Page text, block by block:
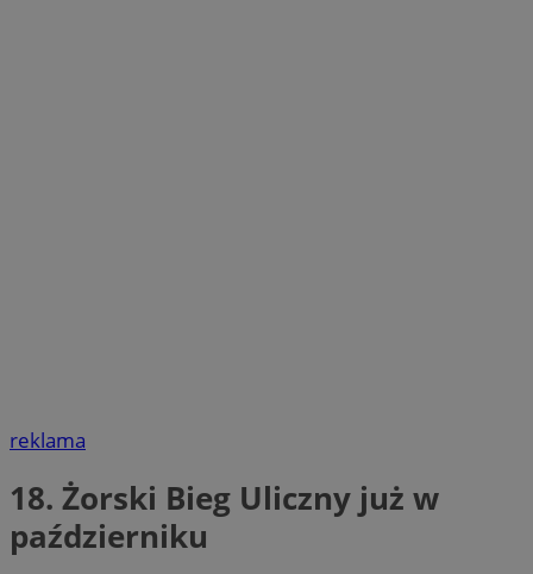
reklama
18. Żorski Bieg Uliczny już w
październiku